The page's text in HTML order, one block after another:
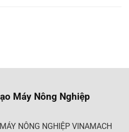
Máy Nông Nghiệp
NÔNG NGHIỆP VINAMACH